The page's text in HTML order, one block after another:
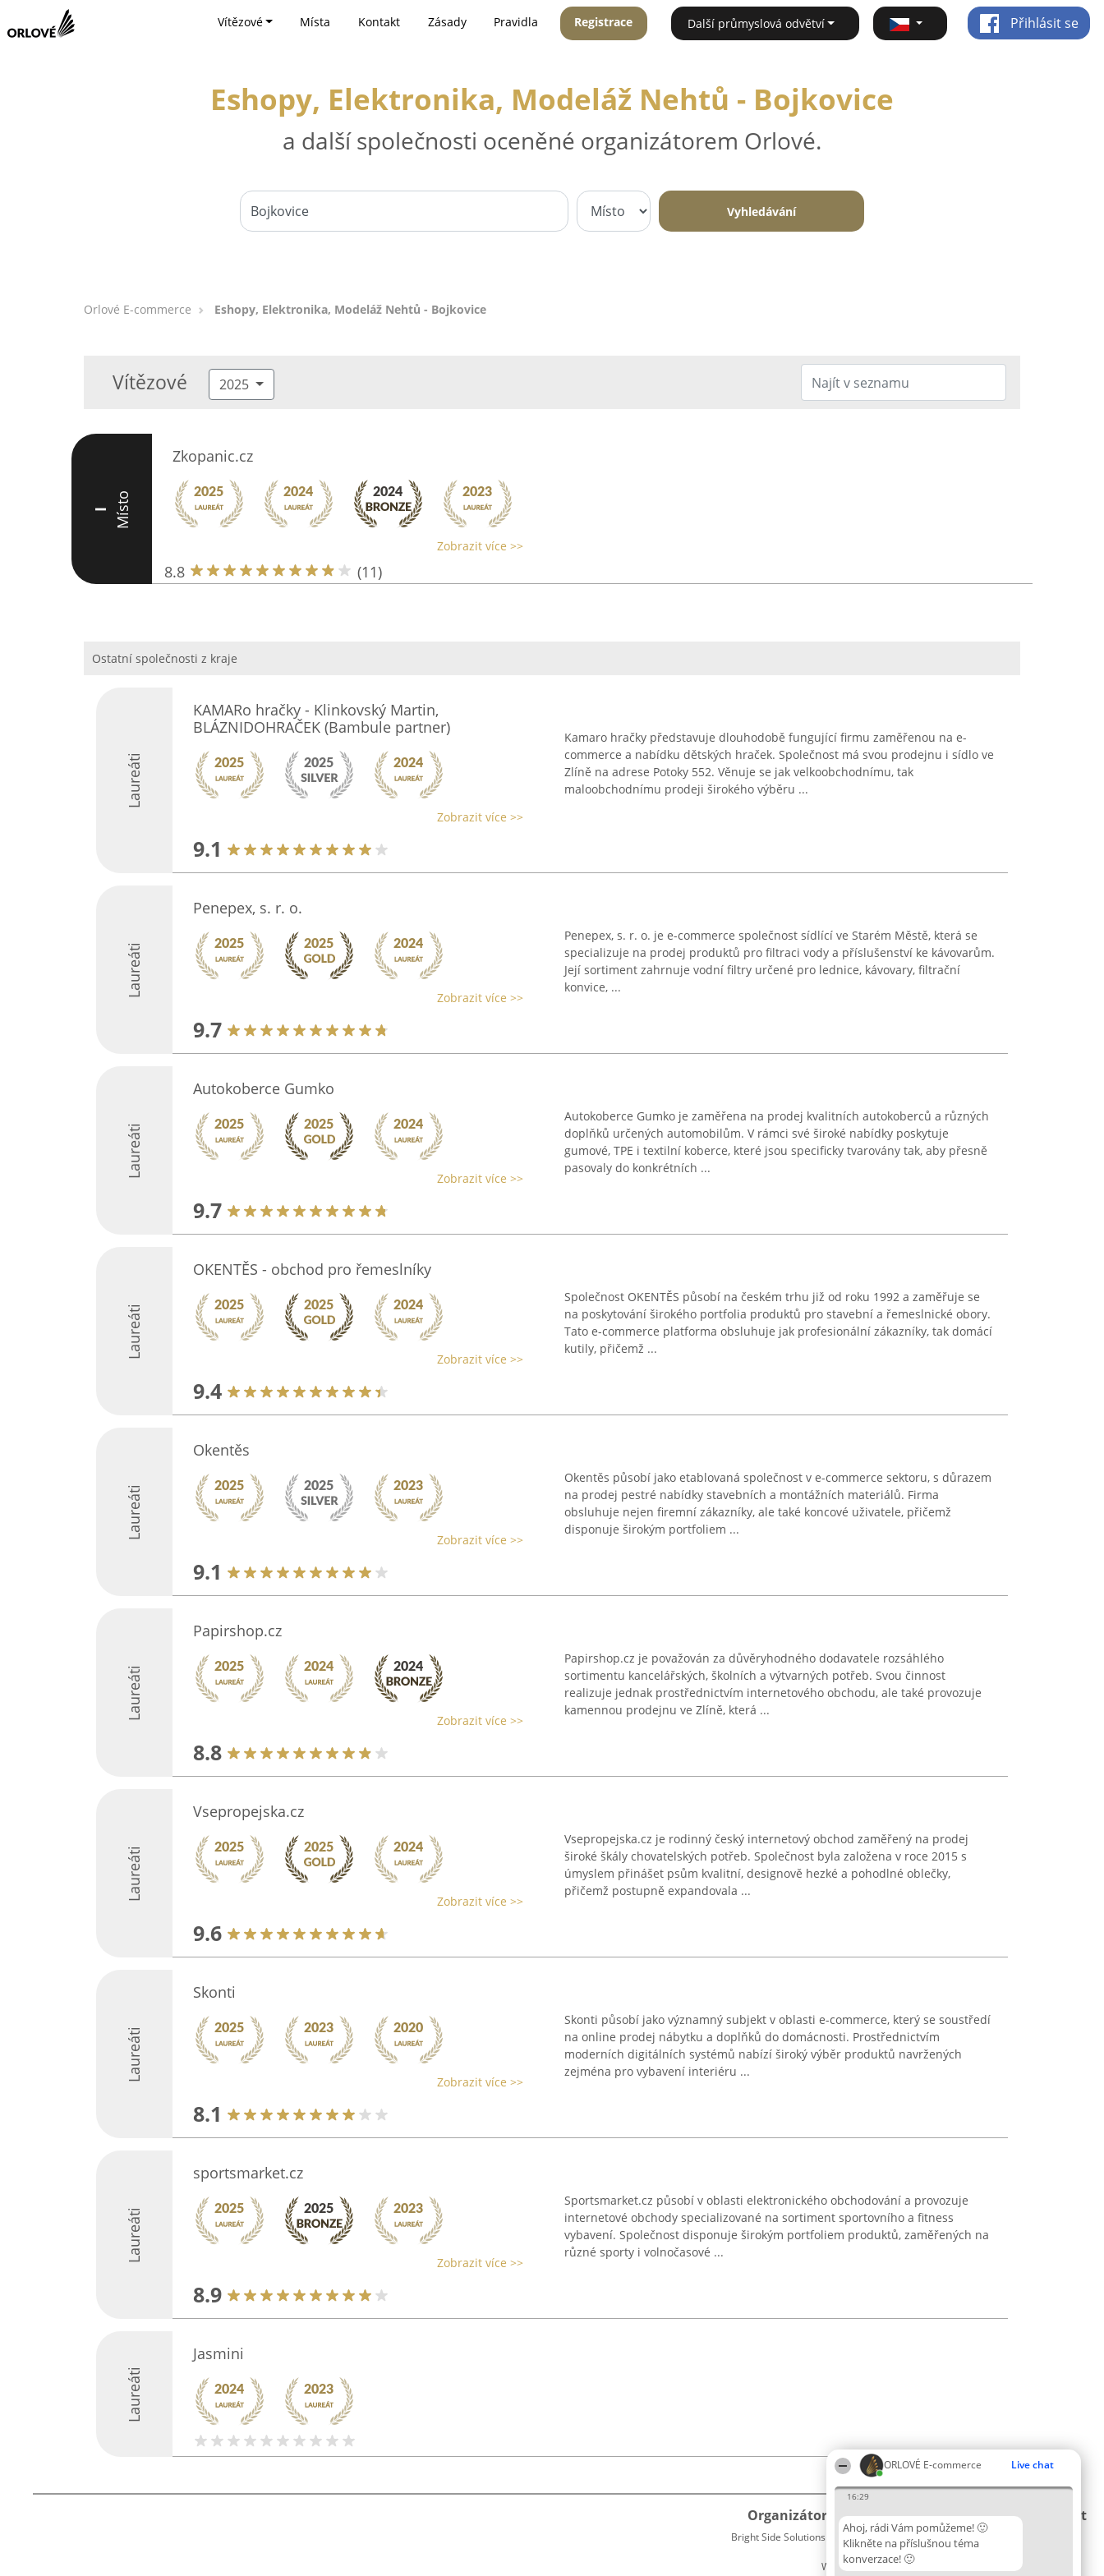
ORLOVÉ E-commerce Live chat
16:29
Ahoj, rádi Vám pomůžeme! 🙂
Klikněte na příslušnou téma
konverzace! 🙂
Vítězové Místa Kontakt Zásady Pravidla Registrace Další průmyslová odvětví Přihlásit se
Eshopy, Elektronika, Modeláž Nehtů - Bojkovice
a další společnosti oceněné organizátorem Orlové.
Vyhledávání
Orlové E-commerce Eshopy, Elektronika, Modeláž Nehtů - Bojkovice
Vítězové 2025
I Místo
Zkopanic.cz
Zobrazit více >>
8.8 (11)
Ostatní společnosti z kraje
Laureáti
KAMARo hračky - Klinkovský Martin,
BLÁZNIDOHRAČEK (Bambule partner)
Zobrazit více >>
9.1
Kamaro hračky představuje dlouhodobě fungující firmu zaměřenou na e-
commerce a nabídku dětských hraček. Společnost má svou prodejnu i sídlo ve
Zlíně na adrese Potoky 552. Věnuje se jak velkoobchodnímu, tak
maloobchodnímu prodeji širokého výběru ...
Laureáti
Penepex, s. r. o.
Zobrazit více >>
9.7
Penepex, s. r. o. je e-commerce společnost sídlící ve Starém Městě, která se
specializuje na prodej produktů pro filtraci vody a příslušenství ke kávovarům.
Její sortiment zahrnuje vodní filtry určené pro lednice, kávovary, filtrační
konvice, ...
Laureáti
Autokoberce Gumko
Zobrazit více >>
9.7
Autokoberce Gumko je zaměřena na prodej kvalitních autokoberců a různých
doplňků určených automobilům. V rámci své široké nabídky poskytuje
gumové, TPE i textilní koberce, které jsou specificky tvarovány tak, aby přesně
pasovaly do konkrétních ...
Laureáti
OKENTĚS - obchod pro řemeslníky
Zobrazit více >>
9.4
Společnost OKENTĚS působí na českém trhu již od roku 1992 a zaměřuje se
na poskytování širokého portfolia produktů pro stavební a řemeslnické obory.
Tato e-commerce platforma obsluhuje jak profesionální zákazníky, tak domácí
kutily, přičemž ...
Laureáti
Okentěs
Zobrazit více >>
9.1
Okentěs působí jako etablovaná společnost v e-commerce sektoru, s důrazem
na prodej pestré nabídky stavebních a montážních materiálů. Firma
obsluhuje nejen firemní zákazníky, ale také koncové uživatele, přičemž
disponuje širokým portfoliem ...
Laureáti
Papirshop.cz
Zobrazit více >>
8.8
Papirshop.cz je považován za důvěryhodného dodavatele rozsáhlého
sortimentu kancelářských, školních a výtvarných potřeb. Svou činnost
realizuje jednak prostřednictvím internetového obchodu, ale také provozuje
kamennou prodejnu ve Zlíně, která ...
Laureáti
Vsepropejska.cz
Zobrazit více >>
9.6
Vsepropejska.cz je rodinný český internetový obchod zaměřený na prodej
široké škály chovatelských potřeb. Společnost byla založena v roce 2015 s
úmyslem přinášet psům kvalitní, designově hezké a pohodlné oblečky,
přičemž postupně expandovala ...
Laureáti
Skonti
Zobrazit více >>
8.1
Skonti působí jako významný subjekt v oblasti e-commerce, který se soustředí
na online prodej nábytku a doplňků do domácnosti. Prostřednictvím
moderních digitálních systémů nabízí široký výběr produktů navržených
zejména pro vybavení interiéru ...
Laureáti
sportsmarket.cz
Zobrazit více >>
8.9
Sportsmarket.cz působí v oblasti elektronického obchodování a provozuje
internetové obchody specializované na sortiment sportovního a fitness
vybavení. Společnost disponuje širokým portfoliem produktů, zaměřených na
různé sporty i volnočasové ...
Laureáti
Jasmini
Organizátor hlasování
Bright Side Solutions sp. z o. o. sp. k.
ul. Ruska 22
Wrocław 50-079
Plebiscyt
Vítězové
Seznam
Kontakt